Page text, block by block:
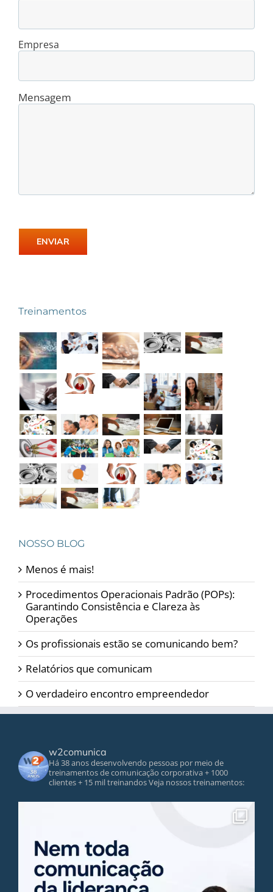
Empresa
Mensagem
Treinamentos
NOSSO BLOG
Menos é mais!
Procedimentos Operacionais Padrão (POPs):
Garantindo Consistência e Clareza às
Operações
Os profissionais estão se comunicando bem?
Relatórios que comunicam
O verdadeiro encontro empreendedor
w2comunica
Há 38 anos desenvolvendo pessoas por meio de
treinamentos de comunicação corporativa+ 1000
clientes+ 15 mil treinandosVeja nossos treinamentos: